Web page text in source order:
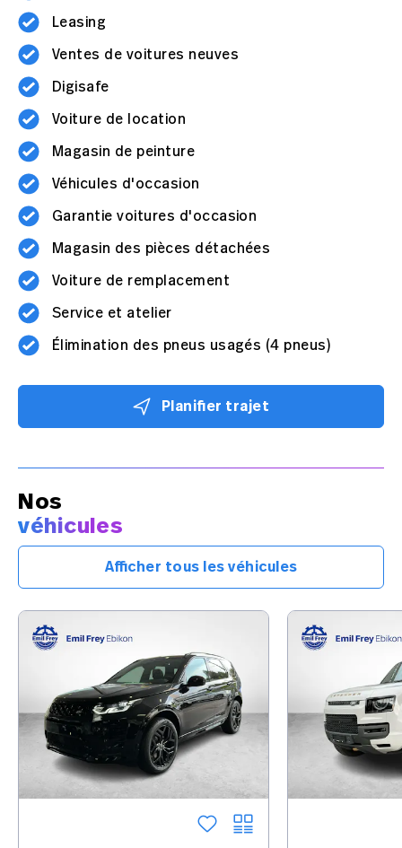
Leasing
Ventes de voitures neuves
Digisafe
Voiture de location
Magasin de peinture
Véhicules d'occasion
Garantie voitures d'occasion
Magasin des pièces détachées
Voiture de remplacement
Service et atelier
Élimination des pneus usagés (4 pneus)
Planifier trajet
Nos
véhicules
Afficher tous les véhicules